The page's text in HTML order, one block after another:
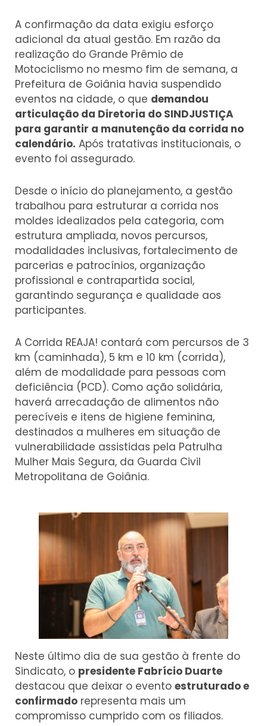
A confirmação da data exigiu esforço
adicional da atual gestão. Em razão da
realização do Grande Prêmio de
Motociclismo no mesmo fim de semana, a
Prefeitura de Goiânia havia suspendido
eventos na cidade, o que demandou
articulação da Diretoria do SINDJUSTIÇA
para garantir a manutenção da corrida no
calendário. Após tratativas institucionais, o
evento foi assegurado.
Desde o início do planejamento, a gestão
trabalhou para estruturar a corrida nos
moldes idealizados pela categoria, com
estrutura ampliada, novos percursos,
modalidades inclusivas, fortalecimento de
parcerias e patrocínios, organização
profissional e contrapartida social,
garantindo segurança e qualidade aos
participantes.
A Corrida REAJA! contará com percursos de 3
km (caminhada), 5 km e 10 km (corrida),
além de modalidade para pessoas com
deficiência (PCD). Como ação solidária,
haverá arrecadação de alimentos não
perecíveis e itens de higiene feminina,
destinados a mulheres em situação de
vulnerabilidade assistidas pela Patrulha
Mulher Mais Segura, da Guarda Civil
Metropolitana de Goiânia.
Neste último dia de sua gestão à frente do
Sindicato, o presidente Fabrício Duarte
destacou que deixar o evento estruturado e
confirmado representa mais um
compromisso cumprido com os filiados.